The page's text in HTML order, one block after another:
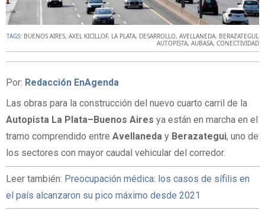
TAGS: BUENOS AIRES, AXEL KICILLOF, LA PLATA, DESARROLLO, AVELLANEDA, BERAZATEGUI,
AUTOPISTA, AUBASA, CONECTIVIDAD
Por: Redacción EnAgenda
Las obras para la construcción del nuevo cuarto carril de la
Autopista La Plata–Buenos Aires ya están en marcha en el
tramo comprendido entre Avellaneda y Berazategui, uno de
los sectores con mayor caudal vehicular del corredor.
Leer también: Preocupación médica: los casos de sífilis en
el país alcanzaron su pico máximo desde 2021